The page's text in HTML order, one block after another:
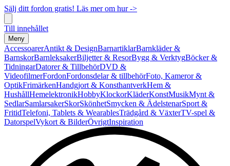
Sälj ditt fordon gratis! Läs mer om hur ->
Till innehållet
Meny
AccessoarerAntikt & DesignBarnartiklarBarnkläder &
BarnskorBarnleksakerBiljetter & ResorBygg & VerktygBöcker &
TidningarDatorer & TillbehörDVD &
VideofilmerFordonFordonsdelar & tillbehörFoto, Kameror &
OptikFrimärkenHandgjort & KonsthantverkHem &
HushållHemelektronikHobbyKlockorKläderKonstMusikMynt &
SedlarSamlarsakerSkorSkönhetSmycken & ÄdelstenarSport &
FritidTelefoni, Tablets & WearablesTrädgård & VäxterTV-spel &
DatorspelVykort & BilderÖvrigtInspiration